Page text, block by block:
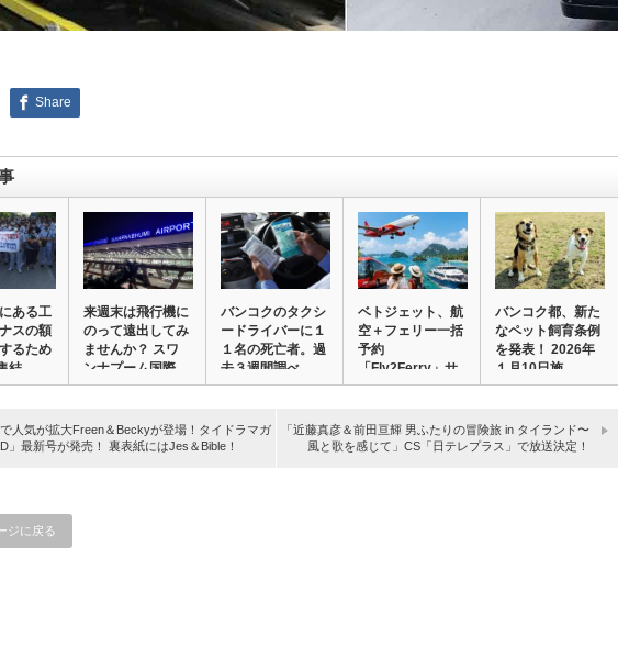
Share
ある工
スの額
るため
結。…
来週末は飛行機に
のって遠出してみ
ませんか？ スワ
ンナプーム国際
空…
バンコクのタクシ
ードライバーに１
１名の死亡者。過
去３週間調べ
ベトジェット、航
空＋フェリー一括
予約
「Fly2Ferry」サ
ービ…
バンコク都、新た
なペット飼育条例
を発表！ 2026年
１月10日施…
人気が拡大Freen＆Beckyが登場！タイドラマガ
」最新号が発売！ 裏表紙にはJes＆Bible！
「近藤真彦＆前田亘輝 男ふたりの冒険旅 in タイランド〜
風と歌を感じて」CS「日テレプラス」で放送決定！
ジに戻る